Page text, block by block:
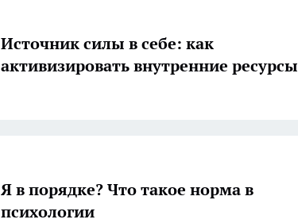
Источник силы в себе: как
активизировать внутренние ресурсы
Я в порядке? Что такое норма в
психологии